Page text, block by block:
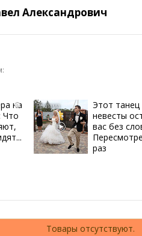
Александрович
i
на
Что
Этот танец
невесты
вас без
раз
Товары отсутствуют.